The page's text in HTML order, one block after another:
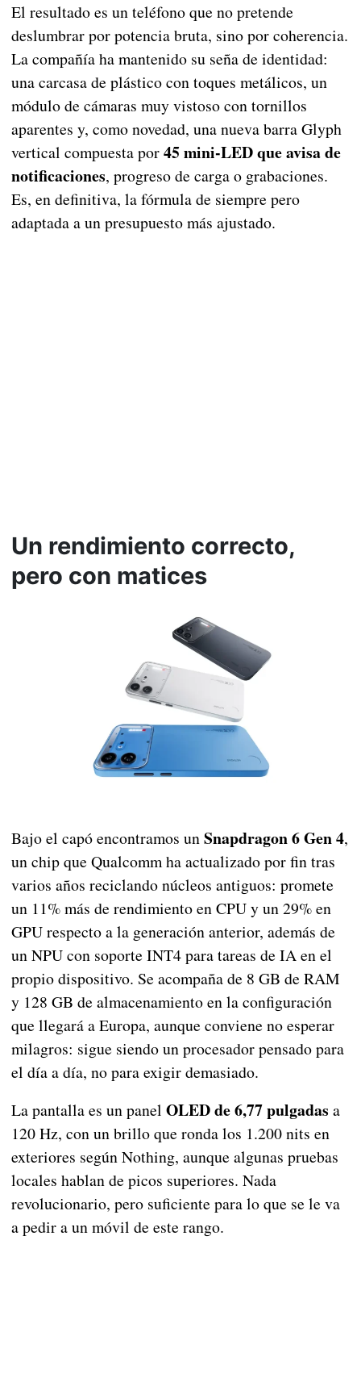
El resultado es un teléfono que no pretende
deslumbrar por potencia bruta, sino por coherencia.
La compañía ha mantenido su seña de identidad:
una carcasa de plástico con toques metálicos, un
módulo de cámaras muy vistoso con tornillos
aparentes y, como novedad, una nueva barra Glyph
vertical compuesta por45 mini-LED que avisa de
notificaciones, progreso de carga o grabaciones.
Es, en definitiva, la fórmula de siempre pero
adaptada a un presupuesto más ajustado.
Un rendimiento correcto,
pero con matices
Bajo el capó encontramos unSnapdragon 6 Gen 4,
un chip que Qualcomm ha actualizado por fin tras
varios años reciclando núcleos antiguos: promete
un 11% más de rendimiento en CPU y un 29% en
GPU respecto a la generación anterior, además de
un NPU con soporte INT4 para tareas de IA en el
propio dispositivo. Se acompaña de 8 GB de RAM
y 128 GB de almacenamiento en la configuración
que llegará a Europa, aunque conviene no esperar
milagros: sigue siendo un procesador pensado para
el día a día, no para exigir demasiado.
La pantalla es un panel OLED de 6,77 pulgadas a
120 Hz, con un brillo que ronda los 1.200 nits en
exteriores según Nothing, aunque algunas pruebas
locales hablan de picos superiores. Nada
revolucionario, pero suficiente para lo que se le va
a pedir a un móvil de este rango.